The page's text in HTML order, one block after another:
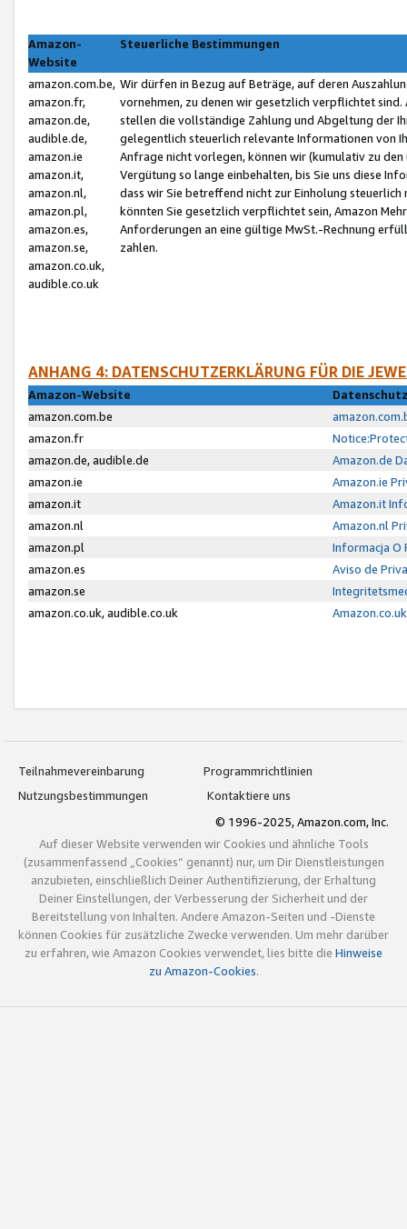
Amazon-
Website
Steuerliche Bestimmungen
amazon.com.be,
amazon.fr,
amazon.de,
audible.de,
amazon.ie
amazon.it,
amazon.nl,
amazon.pl,
amazon.es,
amazon.se,
amazon.co.uk,
audible.co.uk
Wir dürfen in Bezug auf Beträge, auf deren
vornehmen, zu denen wir gesetzlich verpflichtet
stellen die vollständige Zahlung und Abgeltung der
gelegentlich steuerlich relevante Informationen von
Anfrage nicht vorlegen, können wir (kumulativ zu
Vergütung so lange einbehalten, bis Sie uns diese
dass wir Sie betreffend nicht zur Einholung
könnten Sie gesetzlich verpflichtet sein, Amazon
Anforderungen an eine gültige MwSt.-Rechnung
zahlen.
ANHANG 4: DATENSCHUTZERKLÄRUNG FÜR DIE
Amazon-Website
amazon.com.be
amazon.fr
amazon.de, audible.de
Amazon.de
amazon.ie
Amazon.ie
amazon.it
Amazon.it
amazon.nl
Amazon.nl
amazon.pl
Informacja O
amazon.es
Aviso de
amazon.se
amazon.co.uk, audible.co.uk
Teilnahmevereinbarung
Programmrichtlinien
Nutzungsbestimmungen
Kontaktiere uns
© 1996-2025, Amazon.com, Inc.
Auf dieser Website verwenden wir Cookies und ähnliche Tools
(zusammenfassend „Cookies“ genannt) nur, um Dir Dienstleistungen
anzubieten, einschließlich Deiner Authentifizierung, der Erhaltung
Deiner Einstellungen, der Verbesserung der Sicherheit und der
Bereitstellung von Inhalten. Andere Amazon-Seiten und -Dienste
können Cookies für zusätzliche Zwecke verwenden. Um mehr darüber
zu erfahren, wie Amazon Cookies verwendet, lies bitte die Hinweise
zu Amazon-Cookies.